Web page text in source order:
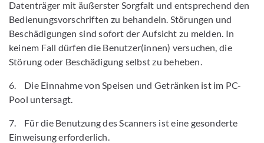
Datenträger mit äußerster Sorgfalt und entsprechend den
Bedienungsvorschriften zu behandeln. Störungen und
Beschädigungen sind sofort der Aufsicht zu melden. In
keinem Fall dürfen die Benutzer(innen) versuchen, die
Störung oder Beschädigung selbst zu beheben.
6. Die Einnahme von Speisen und Getränken ist im PC-
Pool untersagt.
7. Für die Benutzung des Scanners ist eine gesonderte
Einweisung erforderlich.